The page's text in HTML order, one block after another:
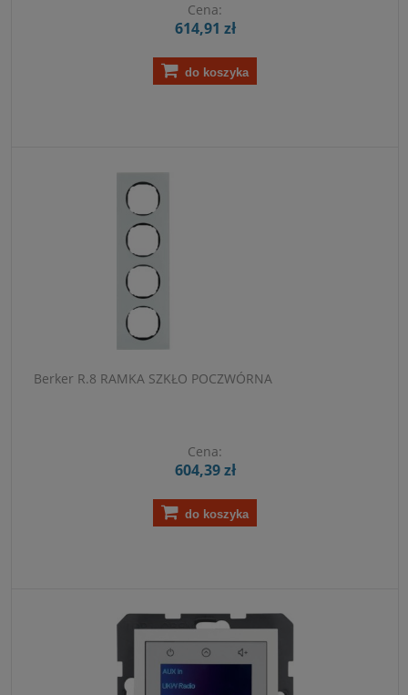
Cena:
614,91 zł
do koszyka
Berker R.8 RAMKA SZKŁO POCZWÓRNA
Cena:
604,39 zł
do koszyka